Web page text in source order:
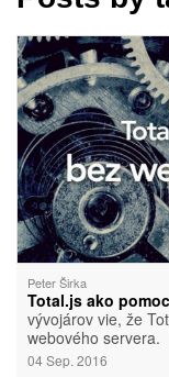
Peter Širka
Total.js ako
vývojárov vie, že
webového servera.
04 Sep. 2016